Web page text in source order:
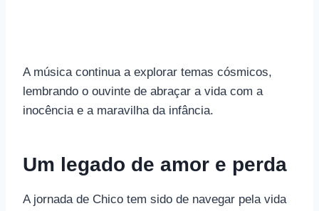
A música continua a explorar temas cósmicos,
lembrando o ouvinte de abraçar a vida com a
inocência e a maravilha da infância.
Um legado de amor e perda
A jornada de Chico tem sido de navegar pela vida